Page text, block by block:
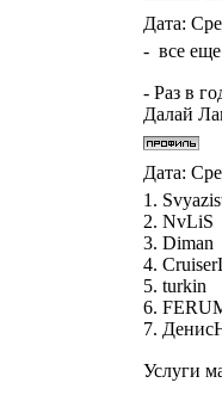
Дата:
- все еще
- Раз в
Далай
Дата:
1.
2. NvLiS
3. Diman
4.
5. turkin
6.
7.
Услуги